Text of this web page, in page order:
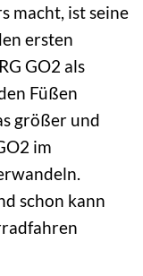
macht, ist seine
ersten
GO2 als
Füßen
größer und
im
schon kann